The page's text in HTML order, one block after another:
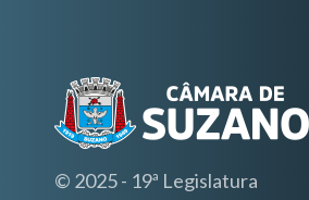
© 2025 - 19ª Legislatura